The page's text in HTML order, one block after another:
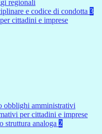
regionali
e codice di condotta 3
cittadini e imprese
obblighi amministrativi
per cittadini e imprese
struttura analoga 2